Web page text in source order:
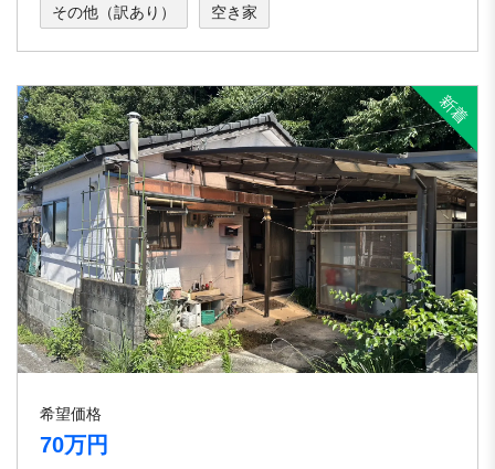
その他（訳あり） 空き家
希望価格
70万円